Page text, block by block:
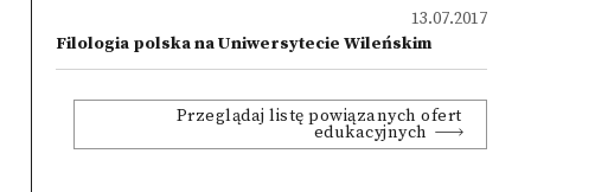
13.07.2017
Filologia polska na Uniwersytecie Wileńskim
Przeglądaj listę powiązanych ofert
edukacyjnych